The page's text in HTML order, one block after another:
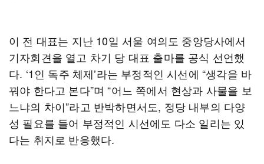
이 전 대표는 지난 10일 서울 여의도 중앙당사에서
기자회견을 열고 차기 당 대표 출마를 공식 선언했
다. ‘1인 독주 체제’라는 부정적인 시선에 “생각을 바
꿔야 한다고 본다”며 “어느 쪽에서 현상과 사물을 보
느냐의 차이”라고 반박하면서도, 정당 내부의 다양
성 필요를 들어 부정적인 시선에도 다소 일리는 있
다는 취지로 반응했다.